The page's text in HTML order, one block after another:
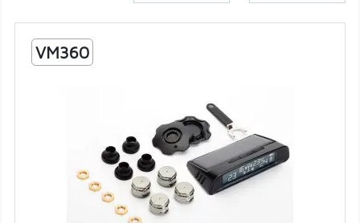
VM360